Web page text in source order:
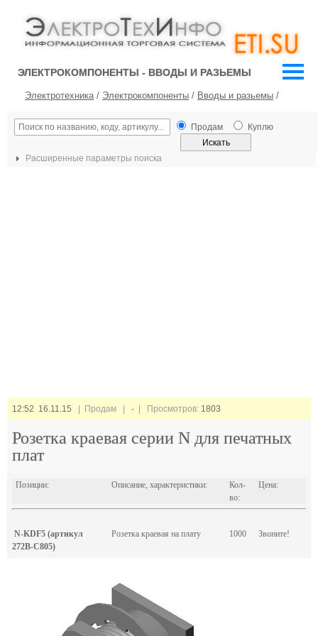
ЭЛЕКТРОКОМПОНЕНТЫ - ВВОДЫ И РАЗЬЕМЫ
Электротехника/ Электрокомпоненты / Вводы и разьемы /
Продам Куплю
Расширенные параметры поиска
12:52 16.11.15 | Продам | - | Просмотров: 1803
Розетка краевая cерии N для печатных
плат
Позиции: Описание, характеристики:
Кол-
во:
Цена:
N-KDF5 (артикул
272B-C805)
Розетка краевая на плату 1000 Звоните!